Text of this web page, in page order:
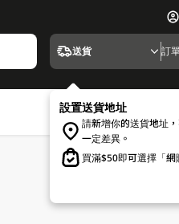
送貨 訂
設置送貨地址
請新增你的送貨地址
一定差異。
買滿$50即可選擇「網